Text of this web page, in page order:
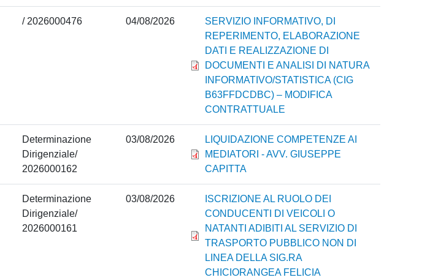
/ 2026000476 04/08/2026
SERVIZIO INFORMATIVO, DI
REPERIMENTO, ELABORAZIONE
DATI E REALIZZAZIONE DI
DOCUMENTI E ANALISI DI NATURA
INFORMATIVO/STATISTICA (CIG
B63FFDCDBC) – MODIFICA
CONTRATTUALE
Determinazione
Dirigenziale/
2026000162
03/08/2026
LIQUIDAZIONE COMPETENZE AI
MEDIATORI - AVV. GIUSEPPE
CAPITTA
Determinazione
Dirigenziale/
2026000161
03/08/2026
ISCRIZIONE AL RUOLO DEI
CONDUCENTI DI VEICOLI O
NATANTI ADIBITI AL SERVIZIO DI
TRASPORTO PUBBLICO NON DI
LINEA DELLA SIG.RA
CHICIORANGEA FELICIA